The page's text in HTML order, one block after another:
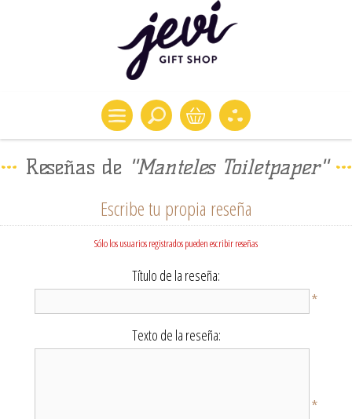
Reseñas de Manteles Toiletpaper
Escribe tu propia reseña
Sólo los usuarios registrados pueden escribir reseñas
Título de la reseña:
*
Texto de la reseña:
*